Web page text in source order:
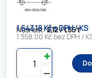
Nosnost:2,12 / 1,55 t
1 643.18 Kč s DPH / KS
1 358.00 Kč bez DPH /
⚊
✚